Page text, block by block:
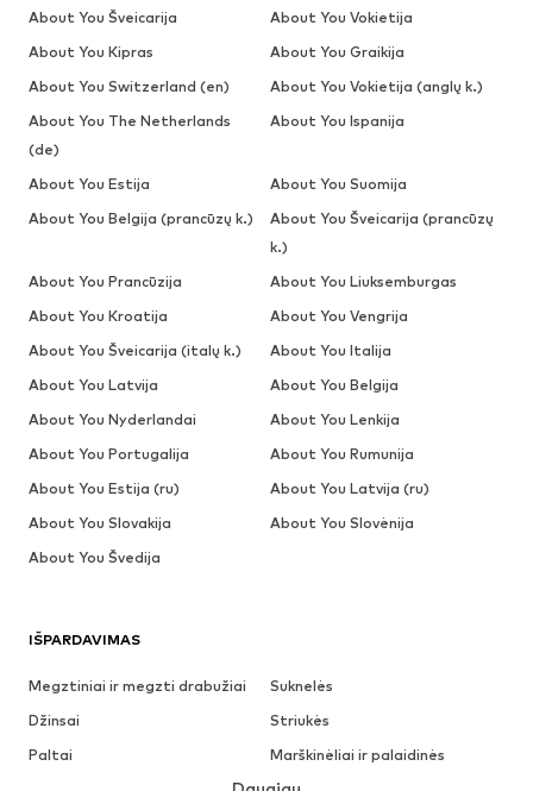
IŠPARDAVIMAS
Megztiniai ir megzti drabužiai
Suknelės
Džinsai
Striukės
Paltai
Marškinėliai ir palaidinės
About You Šveicarija
About You Vokietija
About You Kipras
About You Graikija
About You Switzerland (en)
About You Vokietija (anglų k.)
About You The Netherlands
(de)
About You Ispanija
About You Estija
About You Suomija
About You Belgija (prancūzų k.)
About You Šveicarija (prancūzų
k.)
About You Prancūzija
About You Liuksemburgas
About You Kroatija
About You Vengrija
About You Šveicarija (italų k.)
About You Italija
About You Latvija
About You Belgija
About You Nyderlandai
About You Lenkija
About You Portugalija
About You Rumunija
About You Estija (ru)
About You Latvija (ru)
About You Slovakija
About You Slovėnija
About You Švedija